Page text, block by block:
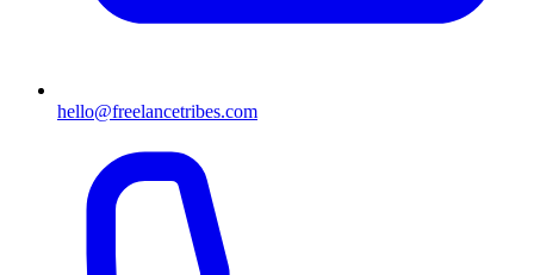
hello@freelancetribes.com